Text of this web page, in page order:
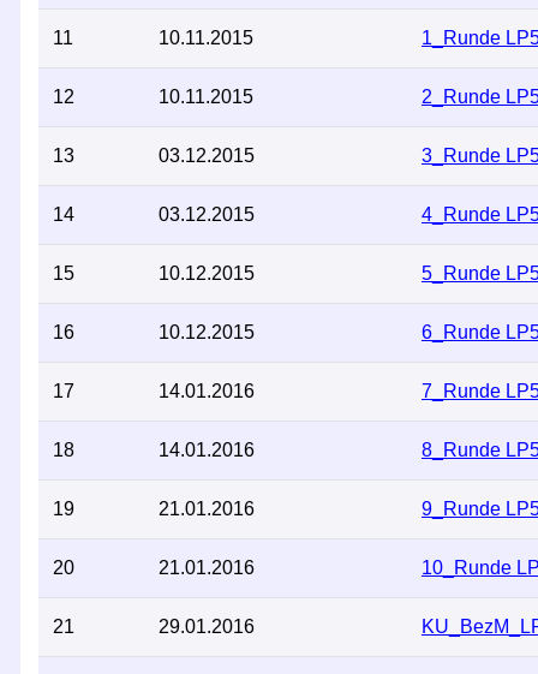
11 10.11.2015 1_Runde
12 10.11.2015 2_Runde
13 03.12.2015 3_Runde
14 03.12.2015 4_Runde
15 10.12.2015 5_Runde
16 10.12.2015 6_Runde
17 14.01.2016 7_Runde
18 14.01.2016 8_Runde
19 21.01.2016 9_Runde
20 21.01.2016 10_Runde
21 29.01.2016